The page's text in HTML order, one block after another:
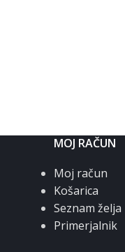
MOJ RAČUN
Moj račun
Košarica
Seznam želja
Primerjalnik